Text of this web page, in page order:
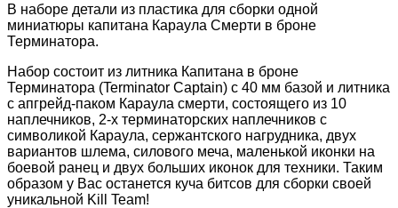
В наборе детали из пластика для сборки одной
миниатюры капитана Караула Смерти в броне
Терминатора.
Набор состоит из литника Капитана в броне
Терминатора (Terminator Captain) с 40 мм базой и литника
с апгрейд-паком Караула смерти, состоящего из 10
наплечников, 2-х терминаторских наплечников с
символикой Караула, сержантского нагрудника, двух
вариантов шлема, силового меча, маленькой иконки на
боевой ранец и двух больших иконок для техники. Таким
образом у Вас останется куча битсов для сборки своей
уникальной Kill Team!